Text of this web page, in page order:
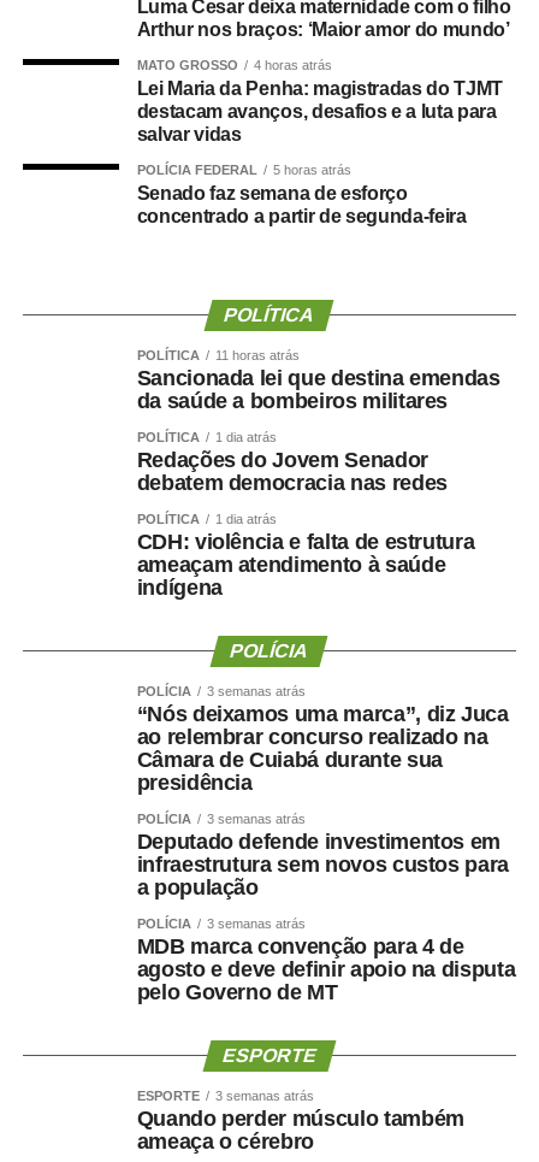
significa garantir acesso mais rápido à internação,
desafogar as unidades de pronto atendimento e oferecer
um cuidado mais resolutivo à população. Nosso
compromisso é continuar fortalecendo a rede municipal
com planejamento, investimentos e ampliação da
Liderança nas internações em enfermaria
O desempenho do HMC torna-se ainda mais expressivo
recebeu 638 pacientes — 335 em maio e 303 em junho
—, concentrando 53,6% de todas as transferências
destinadas a leitos clínicos e cirúrgicos da rede.
Nas admissões em Unidade de Terapia Intensiva (UTI), a
maior demanda foi absorvida pelo Hospital Municipal São
Benedito (HMSB) e pelo Hospital e Pronto-Socorro
Municipal de Cuiabá (HPSMC), responsáveis por 27,3%
por 8% das internações em terapia intensiva, reforçando
sua vocação como principal retaguarda para leitos de
164 pacientes regulados, respectivamente. Outro
destaque foi o Hospital Estadual de Câncer, que registrou
crescimento superior a 200% nas transferências entre
maio e junho, passando de 25 para 79 pacientes.
Gestão destaca eficiência e qualidade da assistência
A diretora-geral da Empresa Cuiabana de Saúde Pública,
Kelluby de Oliveira, atribuiu os resultados ao trabalho
integrado das equipes e ao fortalecimento da gestão
“O protagonismo do HMC é resultado do empenho diário
de equipes multiprofissionais altamente qualificadas e de
uma gestão comprometida com a eficiência e a
humanização da assistência. Além de sermos referência
queimados, temos ampliado a oferta de cirurgias eletivas
e procedimentos especializados, garantindo mais acesso
e qualidade no atendimento prestado aos usuários do
SUS”, destacou.
Luma Cesar deixa maternidade com o filho
Arthur nos braços: ‘Maior amor do mundo’
MATO GROSSO 4 horas atrás
Lei Maria da Penha: magistradas do TJMT
destacam avanços, desafios e a luta para
salvar vidas
POLÍCIA FEDERAL 5 horas atrás
Senado faz semana de esforço
concentrado a partir de segunda-feira
POLÍTICA
POLÍTICA 11 horas atrás
Sancionada lei que destina emendas
da saúde a bombeiros militares
POLÍTICA 1 dia atrás
Redações do Jovem Senador
debatem democracia nas redes
POLÍTICA 1 dia atrás
CDH: violência e falta de estrutura
ameaçam atendimento à saúde
indígena
POLÍCIA
POLÍCIA 3 semanas atrás
“Nós deixamos uma marca”, diz Juca
ao relembrar concurso realizado na
Câmara de Cuiabá durante sua
presidência
POLÍCIA 3 semanas atrás
Deputado defende investimentos em
infraestrutura sem novos custos para
a população
POLÍCIA 3 semanas atrás
MDB marca convenção para 4 de
agosto e deve definir apoio na disputa
pelo Governo de MT
ESPORTE
ESPORTE 3 semanas atrás
Quando perder músculo também
ameaça o cérebro